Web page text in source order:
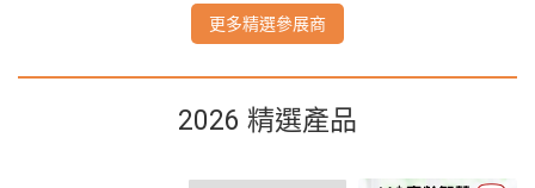
更多精選參展商
2026 精選產品